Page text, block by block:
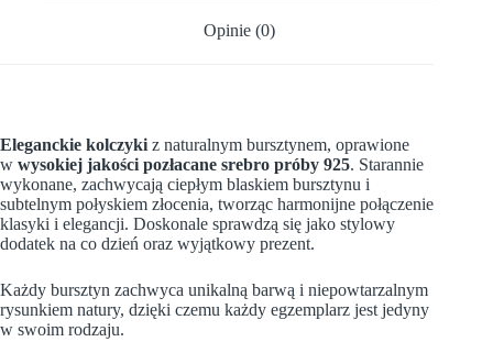
Opinie (0)
Eleganckie kolczyki z naturalnym bursztynem, oprawione
w wysokiej jakości pozłacane srebro próby 925. Starannie
wykonane, zachwycają ciepłym blaskiem bursztynu i
subtelnym połyskiem złocenia, tworząc harmonijne połączenie
klasyki i elegancji. Doskonale sprawdzą się jako stylowy
dodatek na co dzień oraz wyjątkowy prezent.
Każdy bursztyn zachwyca unikalną barwą i niepowtarzalnym
rysunkiem natury, dzięki czemu każdy egzemplarz jest jedyny
w swoim rodzaju.